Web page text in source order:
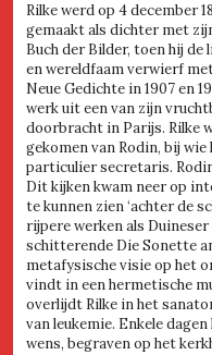
Rilke werd op 4 december
gemaakt als dichter met
Buch der Bilder, toen hij
en wereldfaam verwierf
Neue Gedichte in 1907 en
werk uit een van zijn
doorbracht in Parijs. Rilke
gekomen van Rodin, bij
particulier secretaris.
Dit kijken kwam neer op
te kunnen zien ‘achter de
rijpere werken als
schitterende Die Sonette
metafysische visie op het
vindt in een hermetische
overlijdt Rilke in het
van leukemie. Enkele
wens, begraven op het